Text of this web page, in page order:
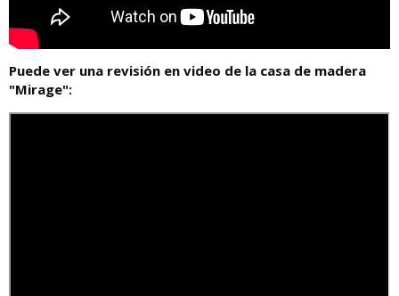
Puede ver una revisión en video de la casa de madera
"Mirage":